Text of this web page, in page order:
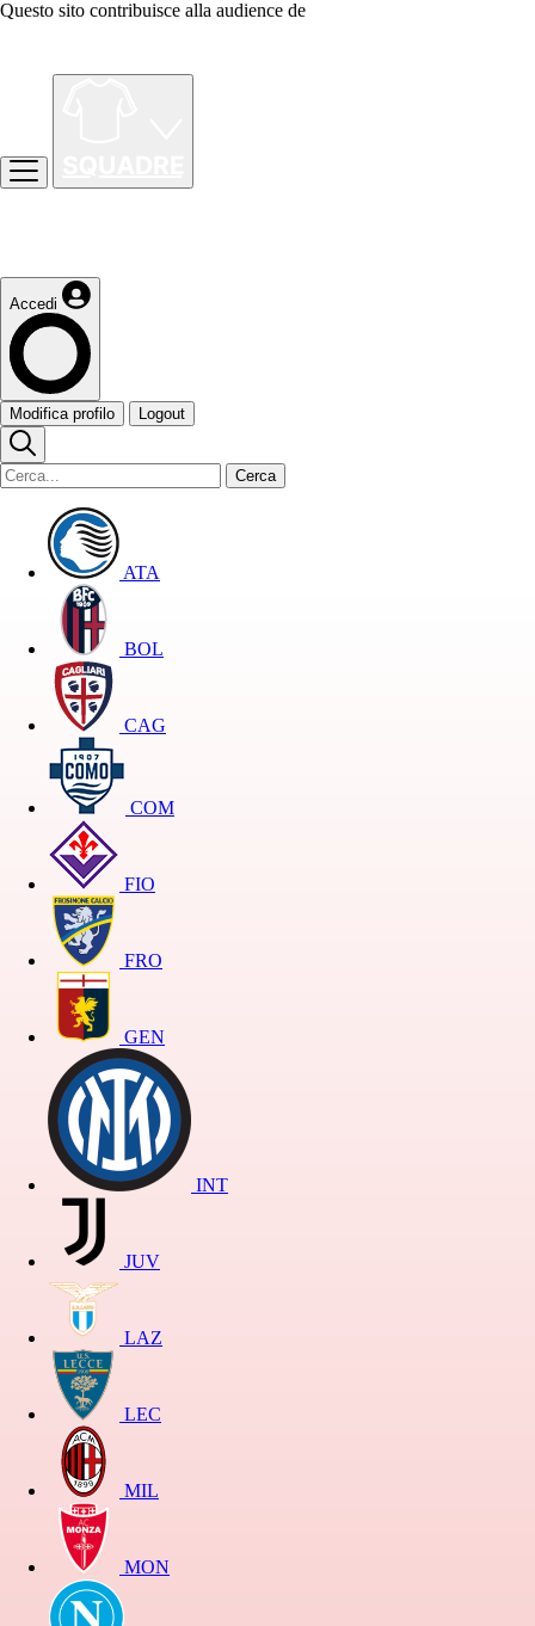
Questo sito contribuisce alla audience de
Accedi
Modifica profilo Logout
Cerca
ATA
BOL
CAG
COM
FIO
FRO
GEN
INT
JUV
LAZ
LEC
MIL
MON